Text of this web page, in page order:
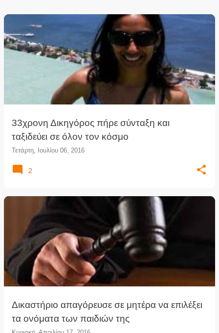
33χρονη Δικηγόρος πήρε σύνταξη και
ταξιδεύει σε όλον τον κόσμο
Τετάρτη, Ιουλίου 06, 2016
2
Δικαστήριο απαγόρευσε σε μητέρα να επιλέξει
τα ονόματα των παιδιών της